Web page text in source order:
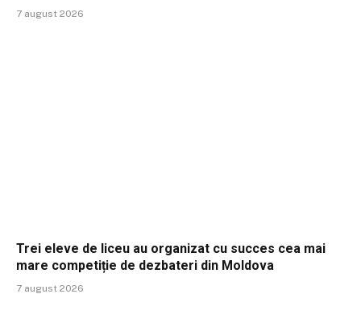
7 august 2026
Trei eleve de liceu au organizat cu succes cea mai
mare competiție de dezbateri din Moldova
7 august 2026